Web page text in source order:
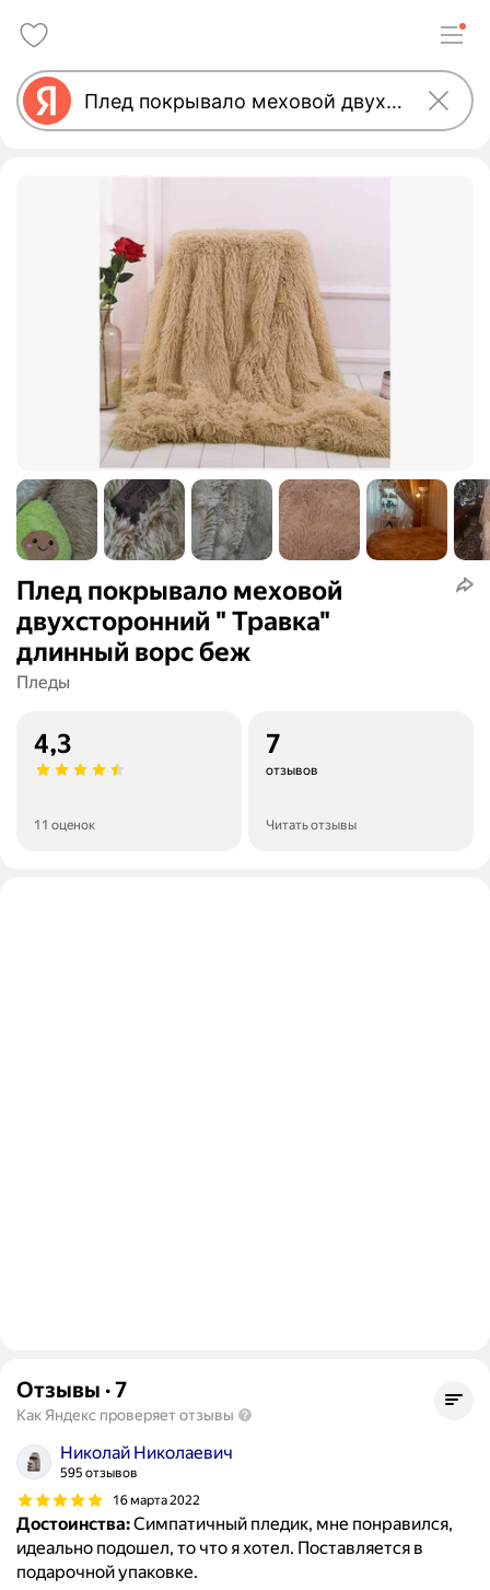
Плед покрывало меховой
двухсторонний " Травка"
длинный ворс беж
Пледы
4,3
11 оценок
7
отзывов
Читать отзывы
Отзывы ·7
Как Яндекс проверяет отзывы
Николай Николаевич
595 отзывов
16 марта 2022
Достоинства:Симпатичный пледик, мне понравился,
идеально подошел, то что я хотел. Поставляется в
подарочной упаковке.